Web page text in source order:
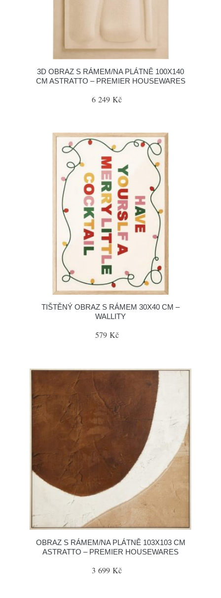
3D OBRAZ S RÁMEM/NA PLÁTNĚ 100X140
CM ASTRATTO – PREMIER HOUSEWARES
6 249 Kč
TIŠTĚNÝ OBRAZ S RÁMEM 30X40 CM –
WALLITY
579 Kč
OBRAZ S RÁMEM/NA PLÁTNĚ 103X103 CM
ASTRATTO – PREMIER HOUSEWARES
3 699 Kč